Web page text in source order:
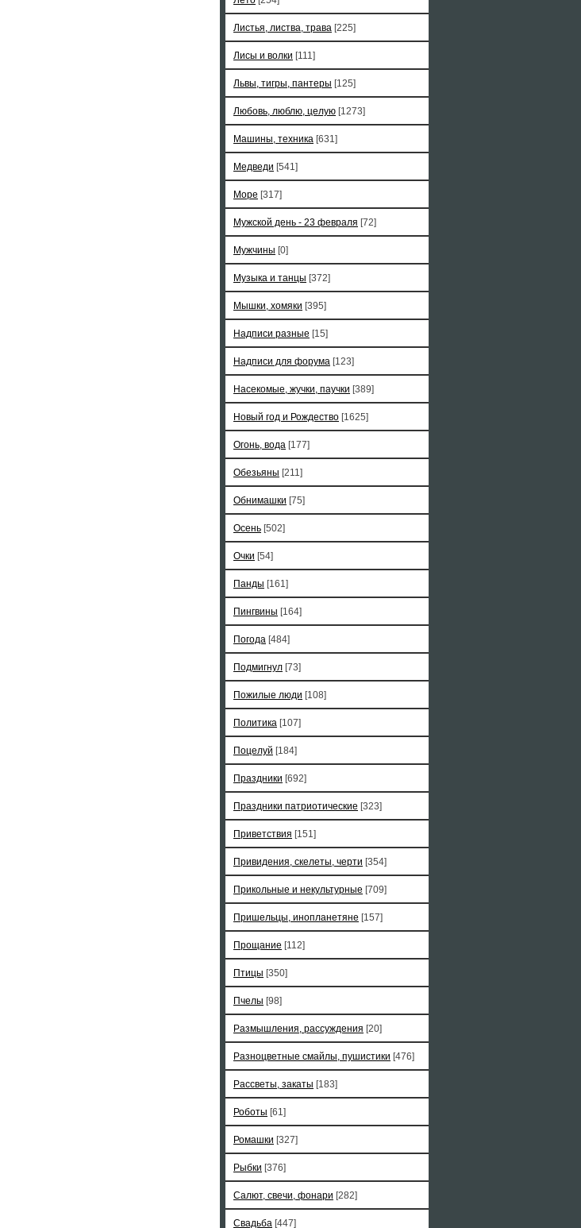
Листья, листва, трава [225]
Лисы и волки [111]
Львы, тигры, пантеры [125]
Любовь, люблю, целую [1273]
Машины, техника [631]
Медведи [541]
Море [317]
Мужской день - 23 февраля [72]
Мужчины [0]
Музыка и танцы [372]
Мышки, хомяки [395]
Надписи разные [15]
Надписи для форума [123]
Насекомые, жучки, паучки [389]
Новый год и Рождество [1625]
Огонь, вода [177]
Обезьяны [211]
Обнимашки [75]
Осень [502]
Очки [54]
Панды [161]
Пингвины [164]
Погода [484]
Подмигнул [73]
Пожилые люди [108]
Политика [107]
Поцелуй [184]
Праздники [692]
Праздники патриотические [323]
Приветствия [151]
Привидения, скелеты, черти [354]
Прикольные и некультурные [709]
Пришельцы, инопланетяне [157]
Прощание [112]
Птицы [350]
Пчелы [98]
Размышления, рассуждения [20]
Разноцветные смайлы, пушистики [476]
Рассветы, закаты [183]
Роботы [61]
Ромашки [327]
Рыбки [376]
Салют, свечи, фонари [282]
Свадьба [447]